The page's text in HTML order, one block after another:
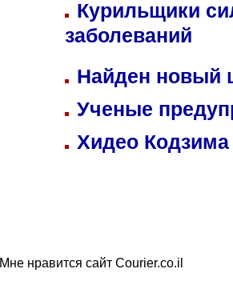
Курильщики
заболеваний
Найден
Ученые
Хидео
Мне нравится сайт Courier.co.il